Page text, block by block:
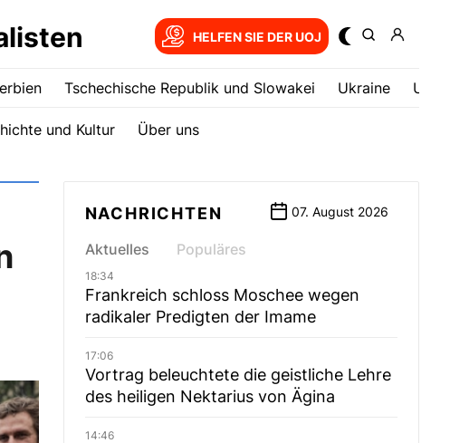
HELFEN SIE DER UOJ
Tschechische Republik und Slowakei Ukrainе USA
und Kultur Über uns
NACHRICHTEN 07. August 2026
Aktuelles Populäres
18:34
Frankreich schloss Moschee wegen
radikaler Predigten der Imame
17:06
Vortrag beleuchtete die geistliche Lehre
des heiligen Nektarius von Ägina
14:46